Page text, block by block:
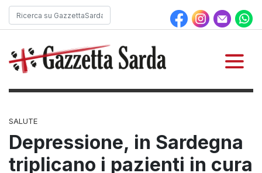
SALUTE
Depressione, in Sardegna
triplicano i pazienti in cura